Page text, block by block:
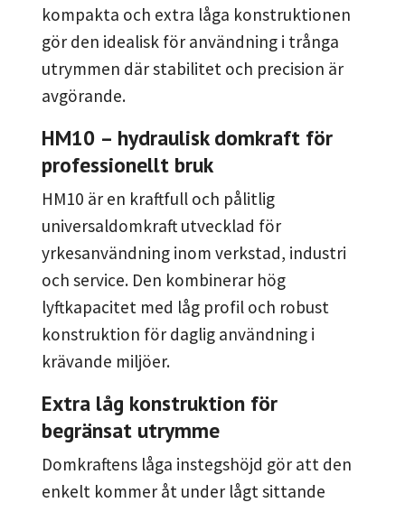
kompakta och extra låga konstruktionen
gör den idealisk för användning i trånga
utrymmen där stabilitet och precision är
avgörande.
HM10 – hydraulisk domkraft för
professionellt bruk
HM10 är en kraftfull och pålitlig
universaldomkraft utvecklad för
yrkesanvändning inom verkstad, industri
och service. Den kombinerar hög
lyftkapacitet med låg profil och robust
konstruktion för daglig användning i
krävande miljöer.
Extra låg konstruktion för
begränsat utrymme
Domkraftens låga instegshöjd gör att den
enkelt kommer åt under lågt sittande